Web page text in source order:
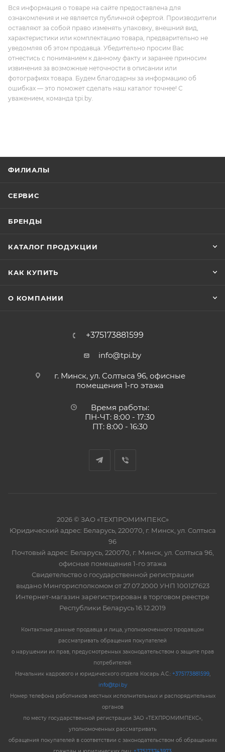
Вся информация о товаре на сайте предоставлена для
ознакомления и не является публичной офертой. Производители
оставляют за собой право изменять упаковку, внешний вид,
характеристики или комплектацию товара, предварительно не
уведомляя об этом продавца. Убедительно просим Вас
отнестись с пониманием к данному факту и заранее приносим
извинения за возможные неточности в описании или
фотографиях товара. Будем благодарны за информацию об
ошибках — это поможет сделать наш каталог точнее! С
уважением, команда tpi.by.
ФИЛИАЛЫ
СЕРВИС
БРЕНДЫ
КАТАЛОГ ПРОДУКЦИИ
КАК КУПИТЬ
О КОМПАНИИ
+375173881599
info@tpi.by
г. Минск, ул. Солтыса 96, офисные
помещения 1-го этажа
Время работы:
ПН-ЧТ: 8:00 - 17:30
ПТ: 8:00 - 16:30
2026 © ЗАО «ТЕХПРОМИМПЕКС»
Юридический адрес: Беларусь, 220070, г. Минск, ул. Солтыса
96
Почтовый адрес: Беларусь, 220070, г. Минск, ул. Солтыса 96,
офисные помещения 1-го этажа
Свидетельство о государственной регистрации
выдано Мингорисполкомом от 27.07.2000 УНП 100127623
Интернет-магазин зарегистрирован в торговом реестре
Республики Беларусь 16.12.2019
Контактные данные продавца и лица, уполномоченного продавцом
рассматривать обращения покупателей
о нарушении их прав, предусмотренных законодательством о защите прав
потребителей:
Начальник кадрового и юридического отдела Косарь А.С.: +375173881599,
info@tpi.by
Номер телефона работников местных исполнительных и распорядительных
органов
по месту государственной регистрации ЗАО «ТЕХПРОМИМПЕКС»,
уполномоченных рассматривать
обращения покупателей в соответствии с законодательством об обращениях